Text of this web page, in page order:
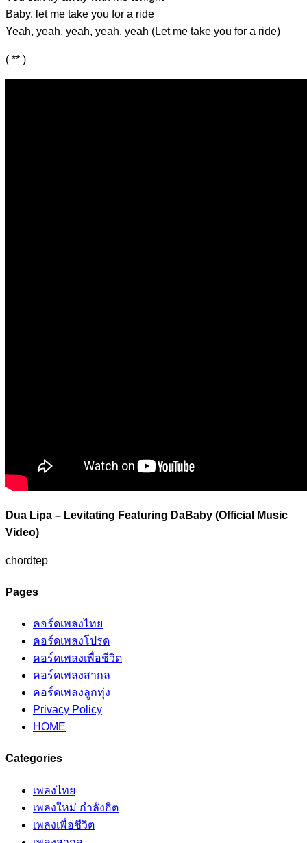
Baby, let me take you for a ride
Yeah, yeah, yeah, yeah, yeah (Let me take you for a ride)
( ** )
Dua Lipa – Levitating Featuring DaBaby (Official Music
Video)
chordtep
Pages
คอร์ดเพลงไทย
คอร์ดเพลงโปรด
คอร์ดเพลงเพื่อชีวิต
คอร์ดเพลงสากล
คอร์ดเพลงลูกทุ่ง
Privacy Policy
HOME
Categories
เพลงไทย
เพลงใหม่ กำลังฮิต
เพลงเพื่อชีวิต